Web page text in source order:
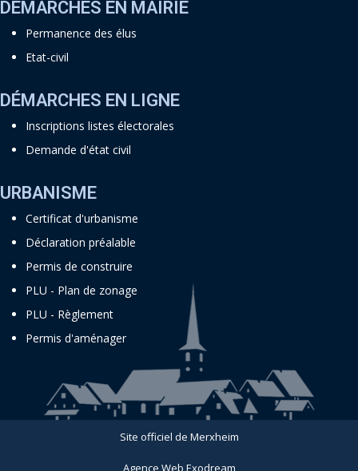
DÉMARCHES EN MAIRIE
Permanence des élus
Etat-civil
DÉMARCHES EN LIGNE
Inscriptions listes électorales
Demande d'état civil
URBANISME
Certificat d'urbanisme
Déclaration préalable
Permis de construire
PLU - Plan de zonage
PLU - Règlement
Permis d'aménager
Site officiel de Merxheim
Agence Web Exodream